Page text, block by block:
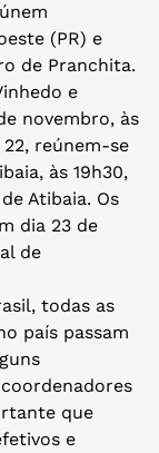
(PR) e
de Pranchita.
e
novembro, às
reúnem-se
às 19h30,
Atibaia. Os
dia 23 de
de
todas as
país passam
que
e